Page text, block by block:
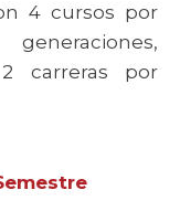
4 cursos por
carreras por